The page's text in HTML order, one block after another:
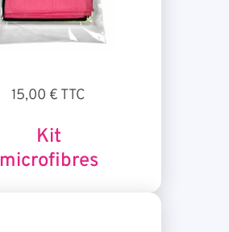
Kit
microfibres
15,00 € TTC